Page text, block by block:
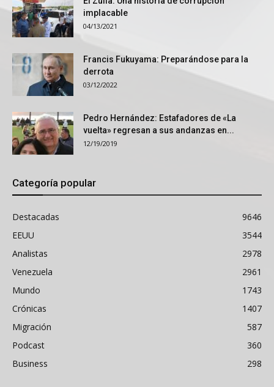
implacable
04/13/2021
Francis Fukuyama: Preparándose para la
derrota
03/12/2022
Pedro Hernández: Estafadores de «La
vuelta» regresan a sus andanzas en...
12/19/2019
Categoría popular
Destacadas
9646
EEUU
3544
Analistas
2978
Venezuela
2961
Mundo
1743
Crónicas
1407
Migración
587
Podcast
360
Business
298